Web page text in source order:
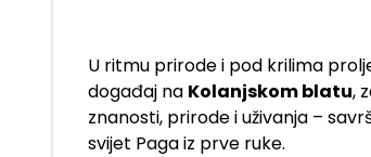
U ritmu prirode i pod krilima
događaj na Kolanjskom blatu,
znanosti, prirode i uživanja –
svijet Paga iz prve ruke.